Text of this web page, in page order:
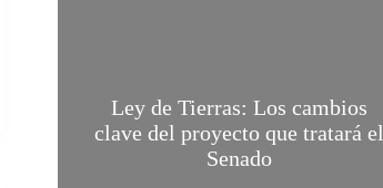
Ley de Tierras: Los cambios
clave del proyecto que tratará el
Senado